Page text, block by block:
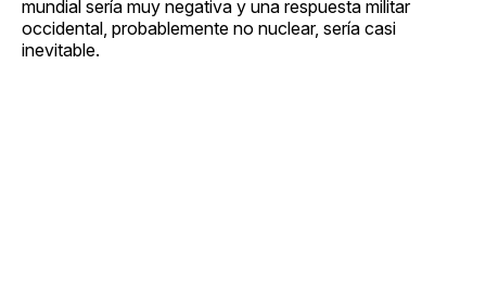
mundial sería muy negativa y una respuesta militar
occidental, probablemente no nuclear, sería casi
inevitable.